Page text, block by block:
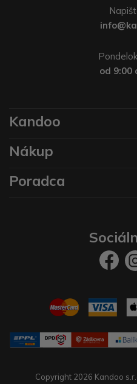
od 9:00
Kandoo
Nákup
Poradca
Copyright 2026 Kandoo